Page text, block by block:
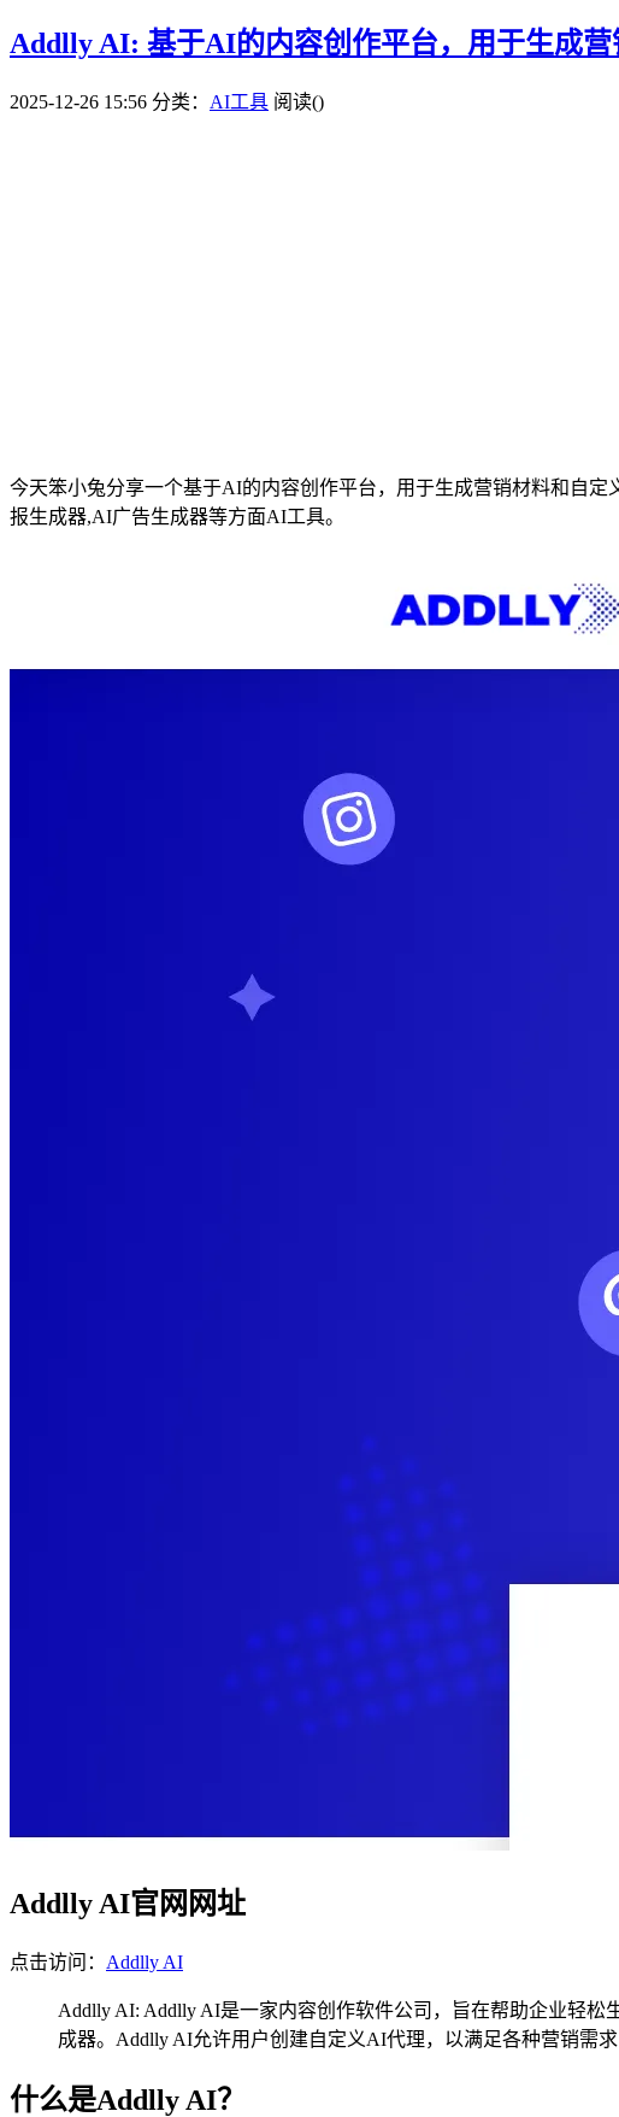
Addlly AI: 基于AI的内容创作平台，用于生成营
2025-12-26 15:56 分类： AI工具 阅读()
今天笨小兔分享一个基于AI的内容创作平台，用于生成营销材料和自定
报生成器,AI广告生成器等方面AI工具。
Addlly AI官网网址
点击访问： Addlly AI
Addlly AI: Addlly AI是一家内容创作软件公司，旨在帮助企业轻
成器。Addlly AI允许用户创建自定义AI代理，以满足各种营销需求
什么是Addlly AI？